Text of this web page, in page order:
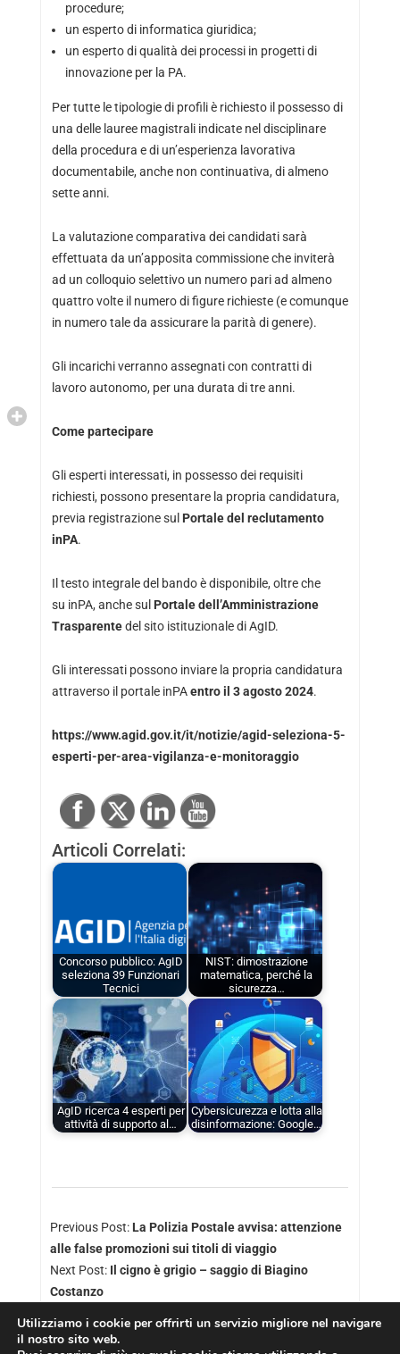
procedure;
un esperto di informatica giuridica;
un esperto di qualità dei processi in progetti di
innovazione per la PA.
Per tutte le tipologie di profili è richiesto il possesso di
una delle lauree magistrali indicate nel disciplinare
della procedura e di un’esperienza lavorativa
documentabile, anche non continuativa, di almeno
sette anni.
La valutazione comparativa dei candidati sarà
effettuata da un’apposita commissione che inviterà
ad un colloquio selettivo un numero pari ad almeno
quattro volte il numero di figure richieste (e comunque
in numero tale da assicurare la parità di genere).
Gli incarichi verranno assegnati con contratti di
lavoro autonomo, per una durata di tre anni.
Come partecipare
Gli esperti interessati, in possesso dei requisiti
richiesti, possono presentare la propria candidatura,
previa registrazione sul Portale del reclutamento
inPA.
Il testo integrale del bando è disponibile, oltre che
su inPA, anche sul Portale dell’Amministrazione
Trasparentedel sito istituzionale di AgID.
Gli interessati possono inviare la propria candidatura
attraverso il portale inPAentro il 3 agosto 2024.
https://www.agid.gov.it/it/notizie/agid-seleziona-5-
esperti-per-area-vigilanza-e-monitoraggio
Articoli Correlati:
Concorso pubblico: AgID
seleziona 39 Funzionari
Tecnici
NIST: dimostrazione
matematica, perché la
sicurezza…
AgID ricerca 4 esperti per
attività di supporto al…
Cybersicurezza e lotta alla
disinformazione: Google…
Previous Post: La Polizia Postale avvisa: attenzione
alle false promozioni sui titoli di viaggio
Next Post: Il cigno è grigio – saggio di Biagino
Costanzo
Utilizziamo i cookie per offrirti un servizio migliore nel navigare
il nostro sito web.